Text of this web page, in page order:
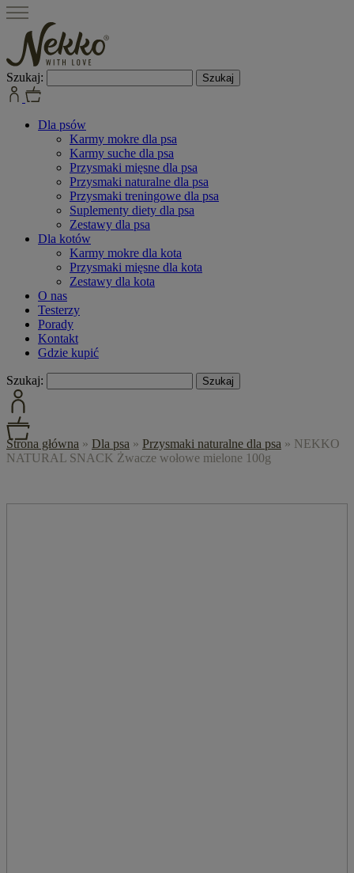
Szukaj:
Dla psów
Karmy mokre dla psa
Karmy suche dla psa
Przysmaki mięsne dla psa
Przysmaki naturalne dla psa
Przysmaki treningowe dla psa
Suplementy diety dla psa
Zestawy dla psa
Dla kotów
Karmy mokre dla kota
Przysmaki mięsne dla kota
Zestawy dla kota
O nas
Testerzy
Porady
Kontakt
Gdzie kupić
Szukaj:
Strona główna » Dla psa » Przysmaki naturalne dla psa » NEKKO
NATURAL SNACK Żwacze wołowe mielone 100g